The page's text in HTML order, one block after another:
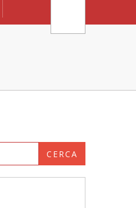
CERCA